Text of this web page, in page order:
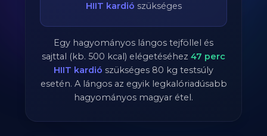
HIIT kardió szükséges
Egy hagyományos lángos tejföllel és
sajttal (kb. 500 kcal) elégetéséhez 47 perc
HIIT kardió szükséges 80 kg testsúly
esetén. A lángos az egyik legkalóriadúsabb
hagyományos magyar étel.